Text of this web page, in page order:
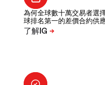
為何全球數十萬交易者選
球排名第一的差價合約供